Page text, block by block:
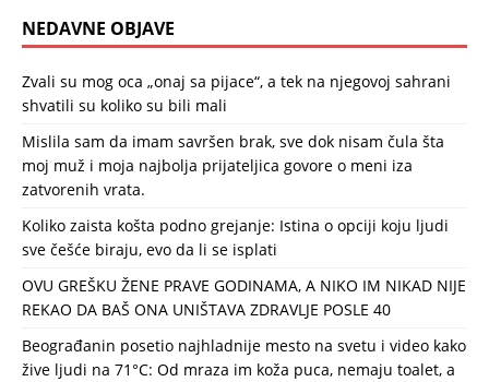
NEDAVNE OBJAVE
Zvali su mog oca „onaj sa pijace“, a tek na njegovoj sahrani
shvatili su koliko su bili mali
Mislila sam da imam savršen brak, sve dok nisam čula šta
moj muž i moja najbolja prijateljica govore o meni iza
zatvorenih vrata.
Koliko zaista košta podno grejanje: Istina o opciji koju ljudi
sve češće biraju, evo da li se isplati
OVU GREŠKU ŽENE PRAVE GODINAMA, A NIKO IM NIKAD NIJE
REKAO DA BAŠ ONA UNIŠTAVA ZDRAVLJE POSLE 40
Beograđanin posetio najhladnije mesto na svetu i video kako
žive ljudi na 71°C: Od mraza im koža puca, nemaju toalet, a